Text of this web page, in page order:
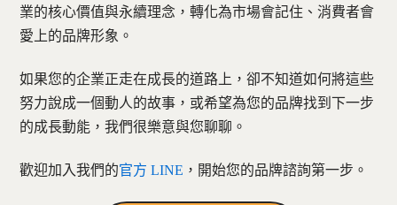
業的核心價值與永續理念，轉化為市場會記住、消費者會
愛上的品牌形象。
如果您的企業正走在成長的道路上，卻不知道如何將這些
努力說成一個動人的故事，或希望為您的品牌找到下一步
的成長動能，我們很樂意與您聊聊。
歡迎加入我們的官方 LINE ，開始您的品牌諮詢第一步。